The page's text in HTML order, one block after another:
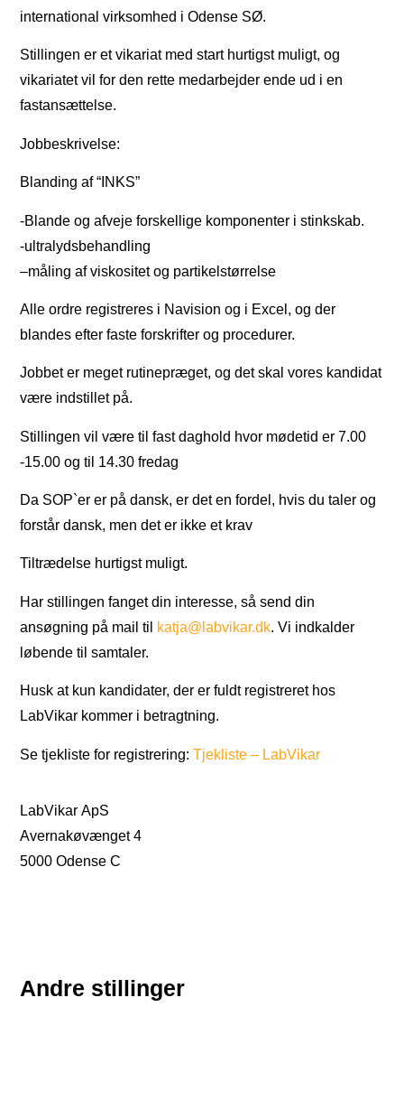
international virksomhed i Odense SØ.
Stillingen er et vikariat med start hurtigst muligt, og
vikariatet vil for den rette medarbejder ende ud i en
fastansættelse.
Jobbeskrivelse:
Blanding af “INKS”
-Blande og afveje forskellige komponenter i stinkskab.
-ultralydsbehandling
–måling af viskositet og partikelstørrelse
Alle ordre registreres i Navision og i Excel, og der
blandes efter faste forskrifter og procedurer.
Jobbet er meget rutinepræget, og det skal vores kandidat
være indstillet på.
Stillingen vil være til fast daghold hvor mødetid er 7.00
-15.00 og til 14.30 fredag
Da SOP`er er på dansk, er det en fordel, hvis du taler og
forstår dansk, men det er ikke et krav
Tiltrædelse hurtigst muligt.
Har stillingen fanget din interesse, så send din
ansøgning på mail til katja@labvikar.dk. Vi indkalder
løbende til samtaler.
Husk at kun kandidater, der er fuldt registreret hos
LabVikar kommer i betragtning.
Se tjekliste for registrering:Tjekliste – LabVikar
LabVikar ApS
Avernakøvænget 4
5000 Odense C
Andre stillinger